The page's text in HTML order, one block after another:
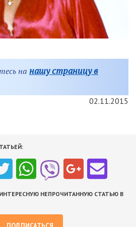
на нашу страницу в
02.11.2015
НЕПРОЧИТАННУЮ СТАТЬЮ В